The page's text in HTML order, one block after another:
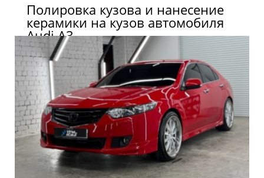
Полировка кузова и нанесение
керамики на кузов автомобиля
Audi A3